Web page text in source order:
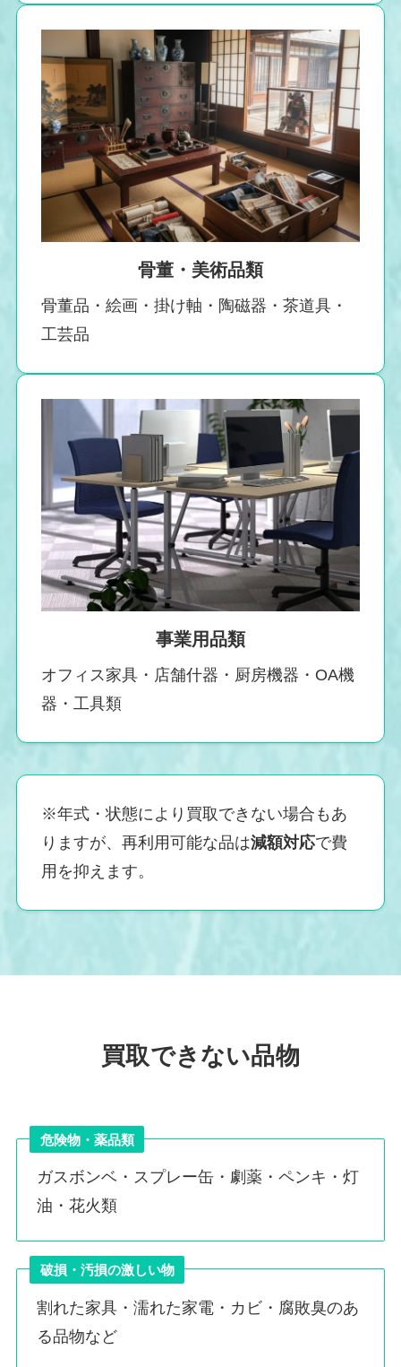
骨董・美術品類
骨董品・絵画・掛け軸・陶磁器・茶道具・
工芸品
事業用品類
オフィス家具・店舗什器・厨房機器・OA機
器・工具類
※年式・状態により買取できない場合もあ
りますが、再利用可能な品は減額対応で費
用を抑えます。
買取できない品物
危険物・薬品類
ガスボンベ・スプレー缶・劇薬・ペンキ・灯
油・花火類
破損・汚損の激しい物
割れた家具・濡れた家電・カビ・腐敗臭のあ
る品物など